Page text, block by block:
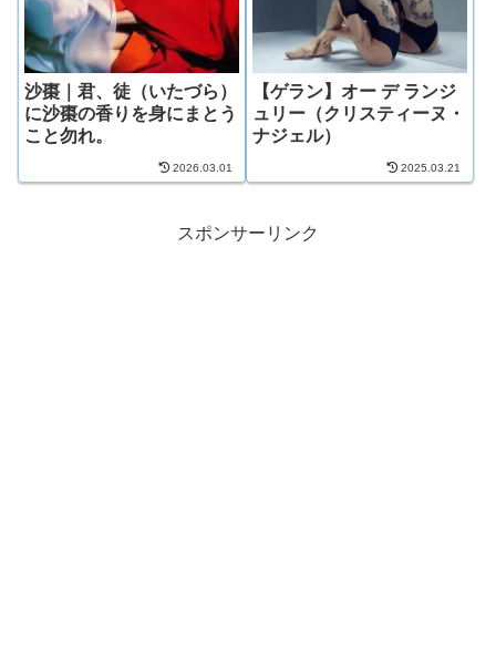
沙棗｜君、徒（いたづら）
に沙棗の香りを身にまとう
こと勿れ。
2026.03.01
【ゲラン】オー デ ランジ
ュリー（クリスティーヌ・
ナジェル）
2025.03.21
スポンサーリンク